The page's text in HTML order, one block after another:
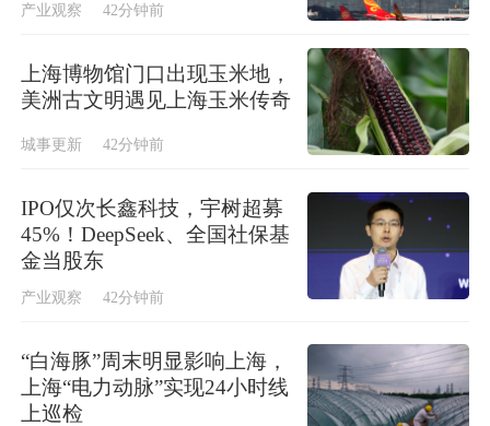
产业观察 42分钟前
上海博物馆门口出现玉米地，
美洲古文明遇见上海玉米传奇
城事更新 42分钟前
IPO仅次长鑫科技，宇树超募
45%！DeepSeek、全国社保基
金当股东
产业观察 42分钟前
“白海豚”周末明显影响上海，
上海“电力动脉”实现24小时线
上巡检